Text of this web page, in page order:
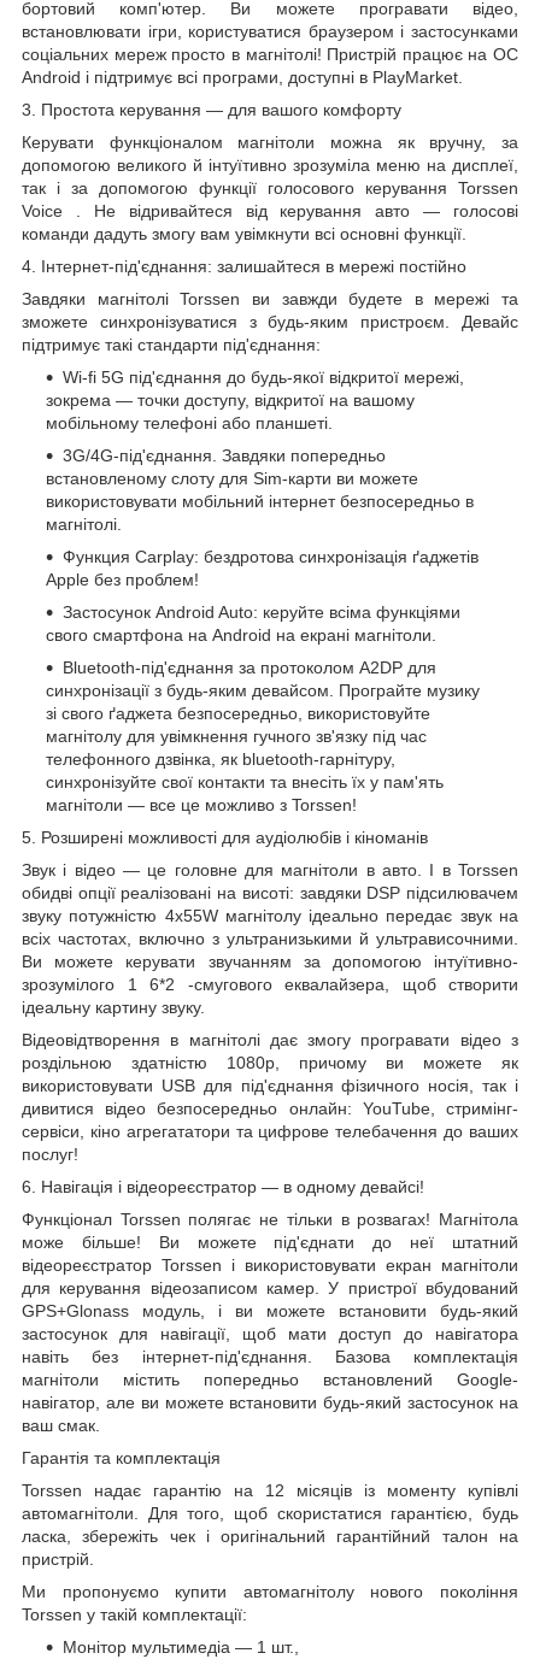
бортовий комп'ютер. Ви можете програвати відео,
встановлювати ігри, користуватися браузером і застосунками
соціальних мереж просто в магнітолі! Пристрій працює на ОС
Android і підтримує всі програми, доступні в PlayMarket.
3. Простота керування — для вашого комфорту
Керувати функціоналом магнітоли можна як вручну, за
допомогою великого й інтуїтивно зрозуміла меню на дисплеї,
так і за допомогою функції голосового керування Torssen
Voice
. Не відривайтеся від керування авто — голосові
команди дадуть змогу вам увімкнути всі основні функції.
4. Інтернет-під'єднання: залишайтеся в мережі постійно
Завдяки магнітолі Torssen ви завжди будете в мережі та
зможете синхронізуватися з будь-яким пристроєм. Девайс
підтримує такі стандарти під'єднання:
Wi-fi 5G під'єднання до будь-якої відкритої мережі,
зокрема — точки доступу, відкритої на вашому
мобільному телефоні або планшеті.
3G/4G-під'єднання. Завдяки попередньо
встановленому слоту для Sim-карти ви можете
використовувати мобільний інтернет безпосередньо в
магнітолі.
Функция Carplay: бездротова синхронізація ґаджетів
Apple без проблем!
Застосунок Android Auto: керуйте всіма функціями
свого смартфона на Android на екрані магнітоли.
Bluetooth-під'єднання за протоколом A2DP для
синхронізації з будь-яким девайсом. Програйте музику
зі свого ґаджета безпосередньо, використовуйте
магнітолу для увімкнення гучного зв'язку під час
телефонного дзвінка, як bluetooth-гарнітуру,
синхронізуйте свої контакти та внесіть їх у пам'ять
магнітоли — все це можливо з Torssen!
5. Розширені можливості для аудіолюбів і кіноманів
Звук і відео — це головне для магнітоли в авто. І в Torssen
обидві опції реалізовані на висоті: завдяки DSP підсилювачем
звуку потужністю 4х55W магнітолу ідеально передає звук на
всіх частотах, включно з ультранизькими й ультрависочними.
Ви можете керувати звучанням за допомогою інтуїтивно-
зрозумілого 1
6*2
-смугового еквалайзера, щоб створити
ідеальну картину звуку.
Відеовідтворення в магнітолі дає змогу програвати відео з
роздільною здатністю
1080р, причому ви можете як
використовувати USB для під'єднання фізичного носія, так і
дивитися відео безпосередньо онлайн: YouTube, стримінг-
сервіси, кіно агрегататори та цифрове телебачення до ваших
послуг!
6. Навігація і відеореєстратор — в одному девайсі!
Функціонал Torssen полягає не тільки в розвагах! Магнітола
може більше! Ви можете під'єднати до неї штатний
відеореєстратор Torssen і використовувати екран магнітоли
для керування відеозаписом камер. У пристрої вбудований
GPS+Glonass модуль, і ви можете встановити будь-який
застосунок для навігації, щоб мати доступ до навігатора
навіть без інтернет-під'єднання. Базова комплектація
магнітоли містить попередньо встановлений Google-
навігатор, але ви можете встановити будь-який застосунок на
ваш смак.
Гарантія та комплектація
Torssen надає гарантію на 12 місяців із моменту купівлі
автомагнітоли. Для того, щоб скористатися гарантією, будь
ласка, збережіть чек і оригінальний гарантійний талон на
пристрій.
Ми пропонуємо купити автомагнітолу нового покоління
Torssen у такій комплектації:
Монітор мультимедіа — 1 шт.,